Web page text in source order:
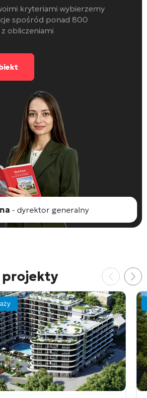
kryteriami wybierzemy
spośród ponad 800
obliczeniami
- dyrektor generalny
projekty